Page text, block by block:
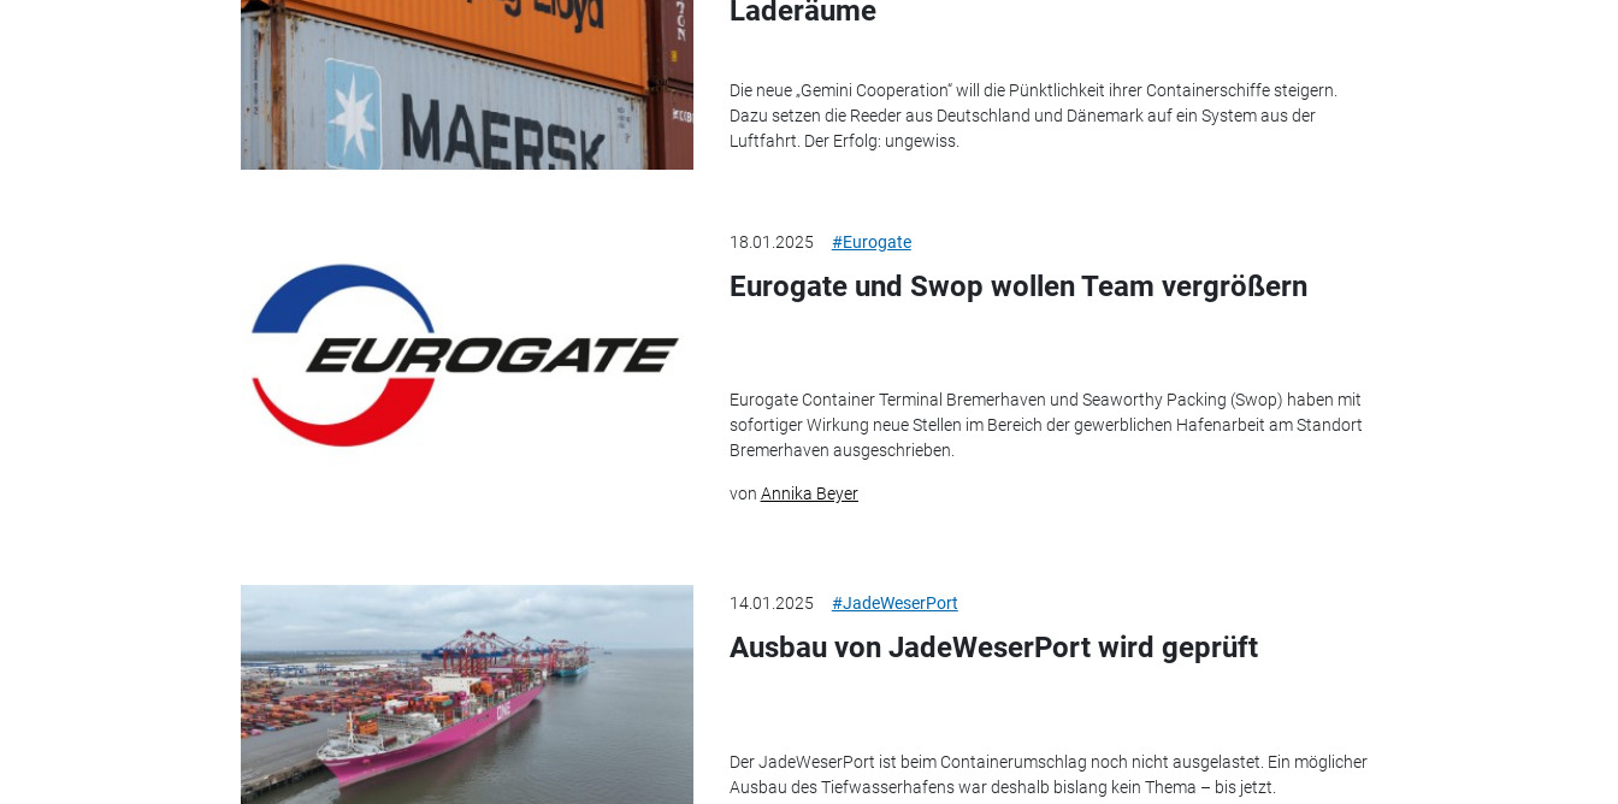
Laderäume
Die neue „Gemini Cooperation“ will die Pünktlichkeit ihrer Containerschiffe steigern.
Dazu setzen die Reeder aus Deutschland und Dänemark auf ein System aus der
Luftfahrt. Der Erfolg: ungewiss.
18.01.2025 #Eurogate
Eurogate und Swop wollen Team vergrößern
Eurogate Container Terminal Bremerhaven und Seaworthy Packing (Swop) haben mit
sofortiger Wirkung neue Stellen im Bereich der gewerblichen Hafenarbeit am Standort
Bremerhaven ausgeschrieben.
von Annika Beyer
14.01.2025 #JadeWeserPort
Ausbau von JadeWeserPort wird geprüft
Der JadeWeserPort ist beim Containerumschlag noch nicht ausgelastet. Ein möglicher
Ausbau des Tiefwasserhafens war deshalb bislang kein Thema – bis jetzt.